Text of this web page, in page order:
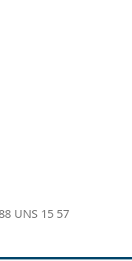
UNS 15 57